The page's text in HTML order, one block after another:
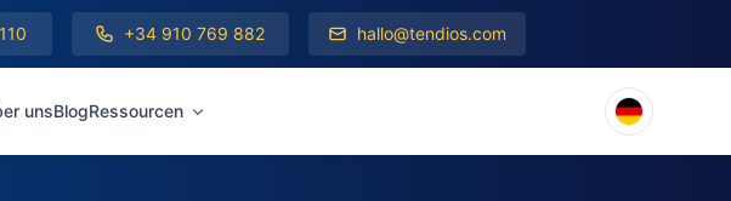
+34 910 769 882 hallo@tendios.com
unsBlogRessourcen